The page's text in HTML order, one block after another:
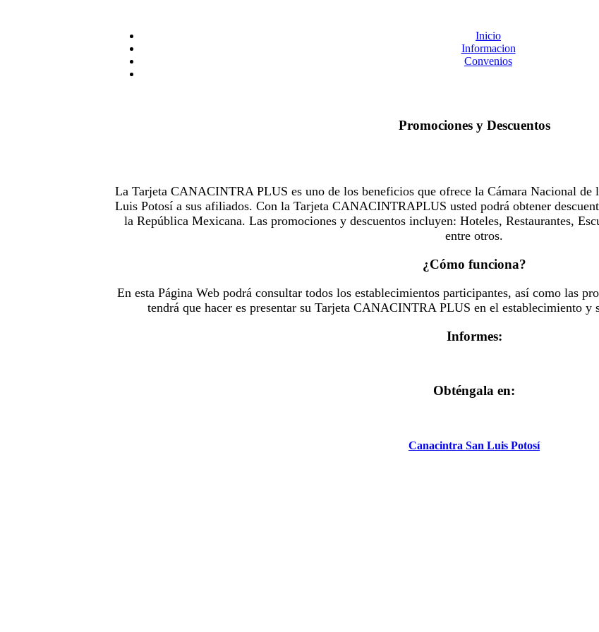
Inicio
Informacion
Convenios
Promociones y Descuentos
La Tarjeta CANACINTRA PLUS es uno de los beneficios que ofrece la Cámara Nacional de
Luis Potosí a sus afiliados. Con la Tarjeta CANACINTRAPLUS usted podrá obtener
la República Mexicana. Las promociones y descuentos incluyen: Hoteles, Restaurantes,
entre otros.
¿Cómo funciona?
En esta Página Web podrá consultar todos los establecimientos participantes, así como las
tendrá que hacer es presentar su Tarjeta CANACINTRA PLUS en el establecimiento y
Informes:
Obténgala en:
Canacintra San Luis Potosí